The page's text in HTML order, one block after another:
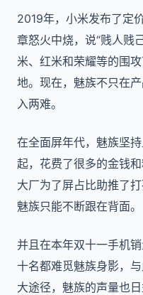
2019年，小米发布了定
章怒火中烧，说“贱人贱
米、红米和荣耀等的围
地。现在，魅族不只在
入两难。
在全面屏年代，魅族坚
起，花费了很多的金钱
大厂为了屏占比助推了
魅族只能不断跟在背面。
并且在本年双十一手机
十名都难觅魅族身影，
大途径，魅族的声量也